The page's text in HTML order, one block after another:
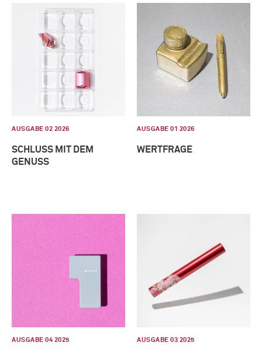
AUSGABE 02 2026
SCHLUSS MIT DEM
GENUSS
AUSGABE 01 2026
WERTFRAGE
AUSGABE 04 2025 AUSGABE 03 2025